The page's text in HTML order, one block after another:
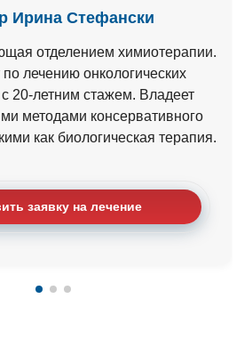
Ирина Стефански
отделением химиотерапии.
лечению онкологических
20-летним стажем. Владеет
методами консервативного
как биологическая терапия.
заявку на лечение